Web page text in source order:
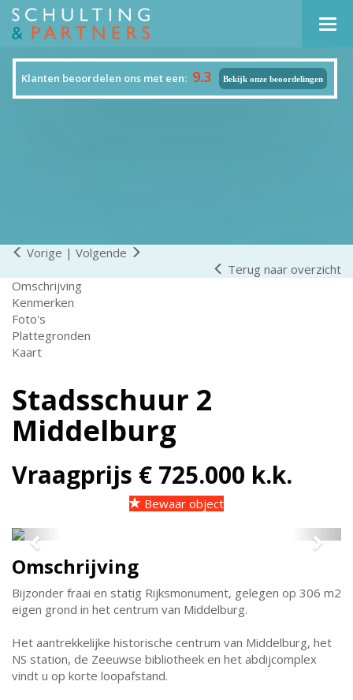
Klanten beoordelen ons met een: 9.3 Bekijk onze beoordelingen
Vorige | Volgende
Terug naar overzicht
Omschrijving
Kenmerken
Foto's
Plattegronden
Kaart
Stadsschuur 2
Middelburg
Vraagprijs € 725.000 k.k.
Bewaar object
Previous Next
Omschrijving
Bijzonder fraai en statig Rijksmonument, gelegen op 306 m2
eigen grond in het centrum van Middelburg.
Het aantrekkelijke historische centrum van Middelburg, het
NS station, de Zeeuwse bibliotheek en het abdijcomplex
vindt u op korte loopafstand.